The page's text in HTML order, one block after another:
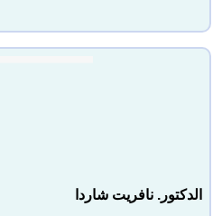
الدكتور. نافريت شاردا